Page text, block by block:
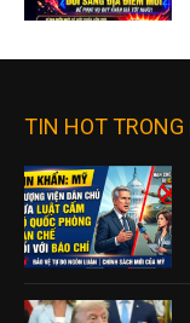
TIN HOT TRONG